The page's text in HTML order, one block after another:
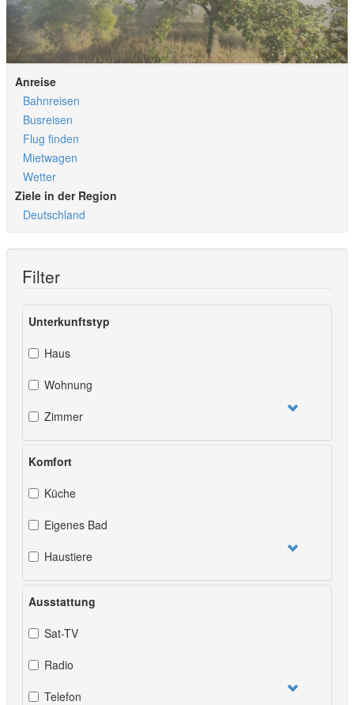
Anreise
Bahnreisen
Busreisen
Flug finden
Mietwagen
Wetter
Ziele in der Region
Deutschland
Filter
Unterkunftstyp
Haus
Wohnung
Zimmer
Komfort
Küche
Eigenes Bad
Haustiere
Ausstattung
Sat-TV
Radio
Telefon